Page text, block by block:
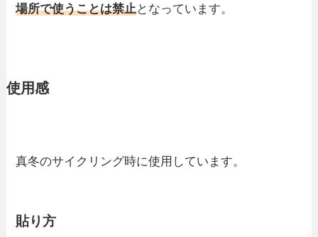
場所で使うことは禁止となっています。
使用感
真冬のサイクリング時に使用しています。
貼り方